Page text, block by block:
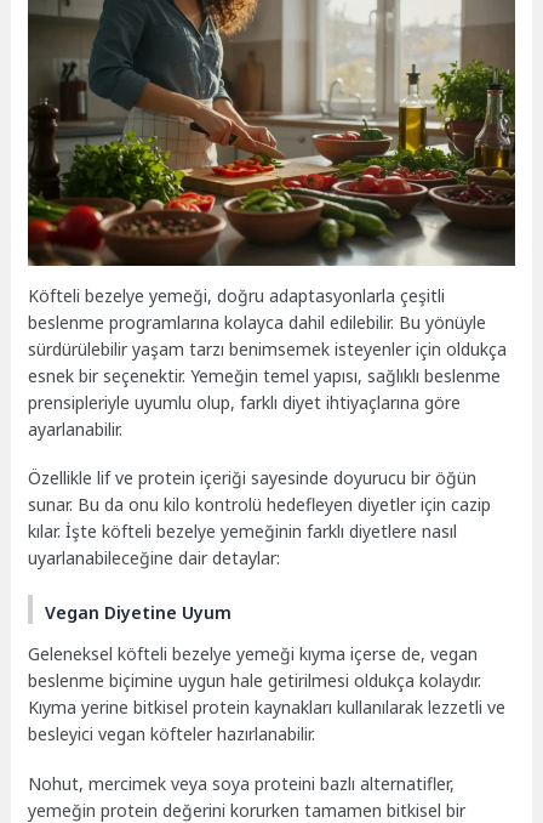
Köfteli bezelye yemeği, doğru adaptasyonlarla çeşitli
beslenme programlarına kolayca dahil edilebilir. Bu yönüyle
sürdürülebilir yaşam tarzı benimsemek isteyenler için oldukça
esnek bir seçenektir. Yemeğin temel yapısı, sağlıklı beslenme
prensipleriyle uyumlu olup, farklı diyet ihtiyaçlarına göre
ayarlanabilir.
Özellikle lif ve protein içeriği sayesinde doyurucu bir öğün
sunar. Bu da onu kilo kontrolü hedefleyen diyetler için cazip
kılar. İşte köfteli bezelye yemeğinin farklı diyetlere nasıl
uyarlanabileceğine dair detaylar:
Vegan Diyetine Uyum
Geleneksel köfteli bezelye yemeği kıyma içerse de, vegan
beslenme biçimine uygun hale getirilmesi oldukça kolaydır.
Kıyma yerine bitkisel protein kaynakları kullanılarak lezzetli ve
besleyici vegan köfteler hazırlanabilir.
Nohut, mercimek veya soya proteini bazlı alternatifler,
yemeğin protein değerini korurken tamamen bitkisel bir